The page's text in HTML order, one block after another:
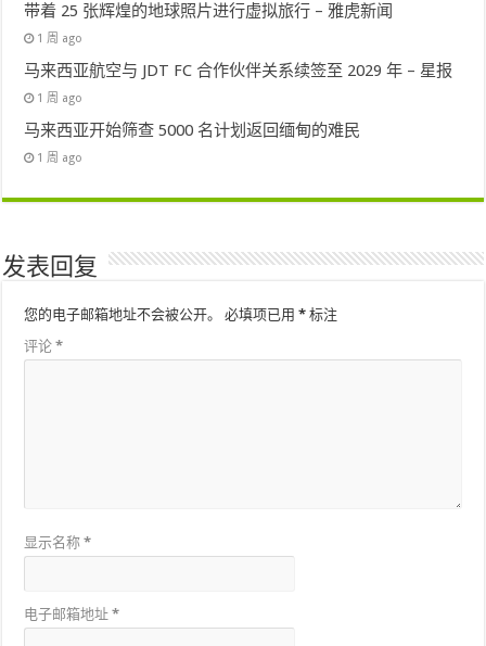
带着 25 张辉煌的地球照片进行虚拟旅行 – 雅虎新闻
1 周 ago
马来西亚航空与 JDT FC 合作伙伴关系续签至 2029 年 – 星报
1 周 ago
马来西亚开始筛查 5000 名计划返回缅甸的难民
1 周 ago
发表回复
您的电子邮箱地址不会被公开。 必填项已用* 标注
评论*
显示名称*
电子邮箱地址*